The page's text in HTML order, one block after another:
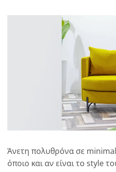
Άνετη πολυθρόνα σε
όποιο και αν είναι το style